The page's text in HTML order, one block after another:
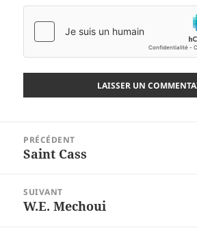
l’article
PRÉCÉDENT
Article
Saint Cass
SUIVANT
Article
W.E. Mechoui